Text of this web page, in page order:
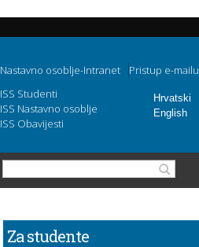
Hrvatski
English
Nastavno osoblje-Intranet
Pristup e-mailu
ISS Studenti
ISS Nastavno osoblje
ISS Obavijesti
Search form
Za studente